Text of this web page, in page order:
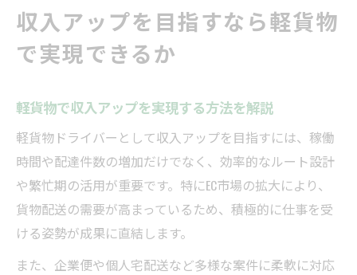
収入アップを目指すなら軽貨物
で実現できるか
軽貨物で収入アップを実現する方法を解説
軽貨物ドライバーとして収入アップを目指すには、稼働
時間や配達件数の増加だけでなく、効率的なルート設計
や繁忙期の活用が重要です。特にEC市場の拡大により、
貨物配送の需要が高まっているため、積極的に仕事を受
ける姿勢が成果に直結します。
また、企業便や個人宅配送など多様な案件に柔軟に対応